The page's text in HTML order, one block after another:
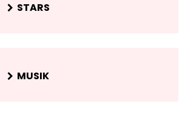
STARS
MUSIK